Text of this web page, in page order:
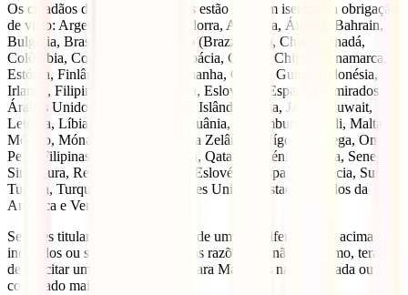
Os cidadãos dos seguintes países estão também isentos da obrigação
de visto: Argentina, Argélia, Andorra, Austrália, Áustria, Bahrain,
Bulgária, Brasil, Bélgica, Congo (Brazzaville), Chile, Canadá,
Colômbia, Costa do Marfim, Croácia, Chipre, Chipre, Dinamarca,
Estónia, Finlândia, França, Alemanha, Grécia, Guiné, Indonésia,
Irlanda, Filipinas, Coreia, Irlanda, Eslovénia, Espanha, Emirados
Árabes Unidos, Estados Unidos, Islândia, Itália, Japão, Kuwait,
Letónia, Líbia, Liechtenstein, Lituânia, Luxemburgo, Mali, Malta,
México, Mónaco, Holanda, Nova Zelândia, Níger, Noruega, Omã,
Peru, Filipinas, Polónia, Espanha, Qatar, Roménia, Rússia, Senegal,
Singapura, República Eslovaca, Eslovénia, Espanha, Suécia, Suíça,
Tunísia, Turquia, Emirados Árabes Unidos, Estados Unidos da
América e Venezuela.
Se fores titular de um passaporte de um país diferente dos acima
indicados ou se viajares por outras razões que não o turismo, terás
de solicitar um visto para viajar para Marrocos na embaixada ou
consulado mais próximo.